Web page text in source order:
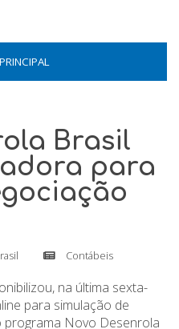
Brasil
para
Contábeis
na última sexta-
para simulação de
Novo Desenrola